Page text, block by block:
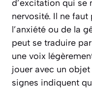
d’excitation qui se
nervosité. Il ne
l’anxiété ou de la
peut se traduire
une voix
jouer avec un
signes indiquent